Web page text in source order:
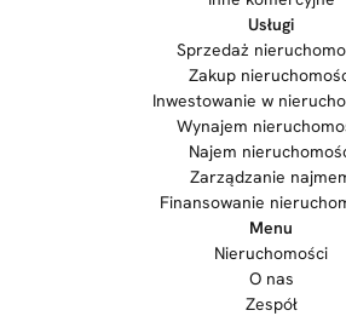
Usługi
Sprzedaż
Zakup
Inwestowanie w
Wynajem
Najem
Zarządzanie
Finansowanie
Menu
Nieruchomości
O nas
Zespół